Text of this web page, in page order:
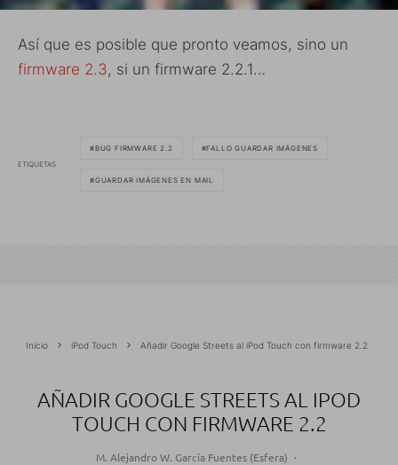
Así que es posible que pronto veamos, sino un
firmware 2.3, si un firmware 2.2.1…
ETIQUETAS
BUG FIRMWARE 2.2 FALLO GUARDAR IMÁGENES
GUARDAR IMÁGENES EN MAIL
Inicio iPod Touch Añadir Google Streets al iPod Touch con firmware 2.2
AÑADIR GOOGLE STREETS AL IPOD
TOUCH CON FIRMWARE 2.2
M. Alejandro W. García Fuentes (Esfera) ·